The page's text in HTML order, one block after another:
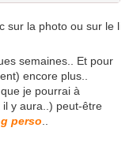
la photo ou sur le
semaines.. Et pour
encore plus..
je pourrai à
y aura..) peut-être
perso